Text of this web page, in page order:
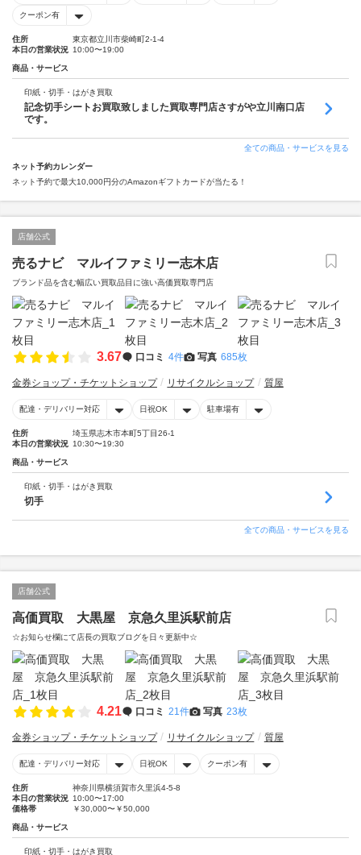
クーポン有
住所
東京都立川市柴崎町2-1-4
本日の営業状況 10:00〜19:00
商品・サービス
印紙・切手・はがき買取
記念切手シートお買取致しました買取専門店さすがや立川南口店
です。
全ての商品・サービスを見る
ネット予約カレンダー
ネット予約で最大10,000円分のAmazonギフトカードが当たる！
店舗公式
売るナビ マルイファミリー志木店
ブランド品を含む幅広い買取品目に強い高価買取専門店
3.67 口コミ 4件 写真 685枚
金券ショップ・チケットショップ リサイクルショップ 質屋
配達・デリバリー対応 日祝OK 駐車場有
住所
埼玉県志木市本町5丁目26-1
本日の営業状況 10:30〜19:30
商品・サービス
印紙・切手・はがき買取
切手
全ての商品・サービスを見る
店舗公式
高価買取 大黒屋 京急久里浜駅前店
☆お知らせ欄にて店長の買取ブログを日々更新中☆
4.21 口コミ 21件 写真 23枚
金券ショップ・チケットショップ リサイクルショップ 質屋
配達・デリバリー対応 日祝OK クーポン有
住所
神奈川県横須賀市久里浜4-5-8
本日の営業状況 10:00〜17:00
価格帯
￥30,000〜￥50,000
商品・サービス
印紙・切手・はがき買取